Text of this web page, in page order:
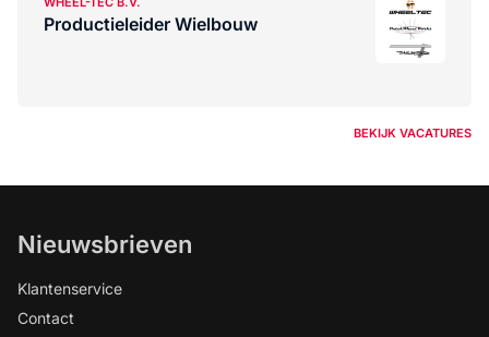
Productieleider Wielbouw
BEKIJK VACATURES
Nieuwsbrieven
Klantenservice
Contact